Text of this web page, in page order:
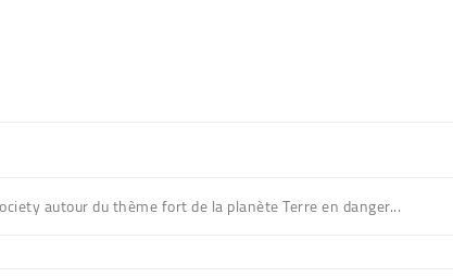
autour du thème fort de la planète Terre en danger...